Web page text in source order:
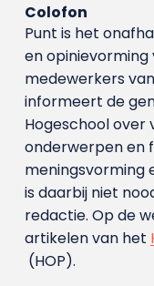
Colofon
Punt is het
en
medewerkers
informeert de
Hogeschool over
onderwerpen en
meningsvorming
is daarbij niet
redactie. Op de
artikelen van het
(HOP).